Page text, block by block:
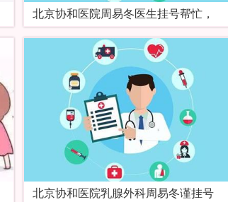
北京协和医院周易冬医生挂号帮忙，
北京协和医院乳腺外科周易冬谨挂号